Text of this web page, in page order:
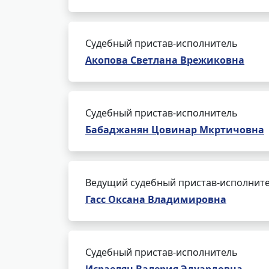
Судебный пристав-исполнитель
Акопова Светлана Врежиковна
Судебный пристав-исполнитель
Бабаджанян Цовинар Мкртичовна
Ведущий судебный пристав-
Гасс Оксана Владимировна
Судебный пристав-исполнитель